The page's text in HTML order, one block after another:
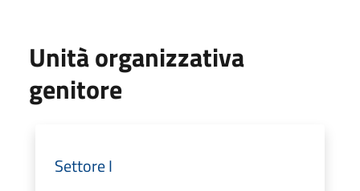
Unità organizzativa
genitore
Settore I